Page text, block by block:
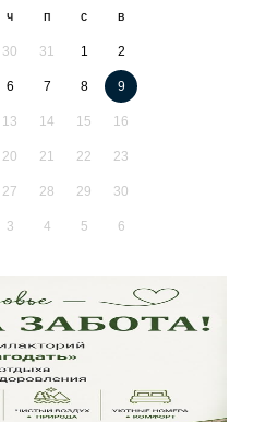
ч п с в
30 31 1 2
6 7 8 9
13 14 15 16
20 21 22 23
27 28 29 30
3 4 5 6